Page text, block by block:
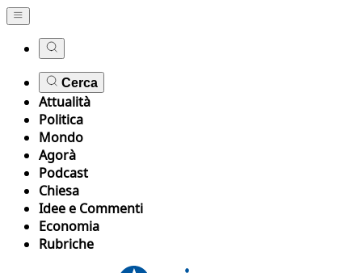
Cerca
Attualità
Politica
Mondo
Agorà
Podcast
Chiesa
Idee e Commenti
Economia
Rubriche